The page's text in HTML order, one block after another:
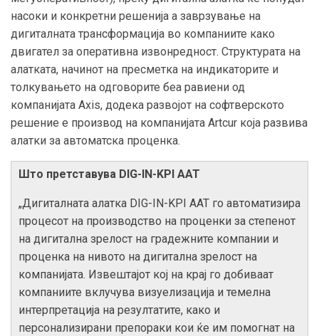
насоки и конкретни решенија а заврзување на
дигиталната трансформација во компаниите како
двигател за оперативна извонредност. Структурата на
алатката, начинот на пресметка на индикаторите и
толкувањето на одговорите беа равиени од
компанијата Axis, додека развојот на софтверското
решение е производ на компанијата Artcur која развива
алатки за автоматска проценка.
Што претставува DIG-IN-KPI AAT
„Дигиталната алатка DIG-IN-KPI AAT го автоматизира
процесот на производство на проценки за степенот
на дигитална зрелост на градежните компании и
проценка на нивото на дигитална зрелост на
компанијата. Извештајот кој на крај го добиваат
компаниите вклучува визуелизација и темелна
интерпретација на резултатите, како и
персонализирани препораки кои ќе им помогнат на